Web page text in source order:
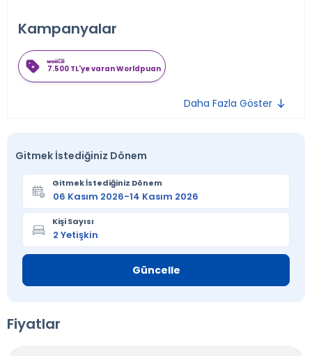
Kampanyalar
7.500 TL'ye varan Worldpuan
Daha Fazla Göster
Gitmek İstediğiniz Dönem
Gitmek İstediğiniz Dönem
Kişi Sayısı
Güncelle
Fiyatlar